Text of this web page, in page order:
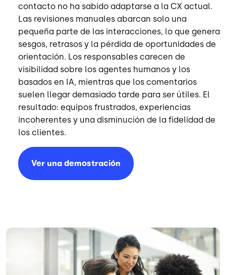
contacto no ha sabido adaptarse a la CX actual.
Las revisiones manuales abarcan solo una
pequeña parte de las interacciones, lo que genera
sesgos, retrasos y la pérdida de oportunidades de
orientación. Los responsables carecen de
visibilidad sobre los agentes humanos y los
basados en IA, mientras que los comentarios
suelen llegar demasiado tarde para ser útiles. El
resultado: equipos frustrados, experiencias
incoherentes y una disminución de la fidelidad de
los clientes.
Ver una demostración
Imagen